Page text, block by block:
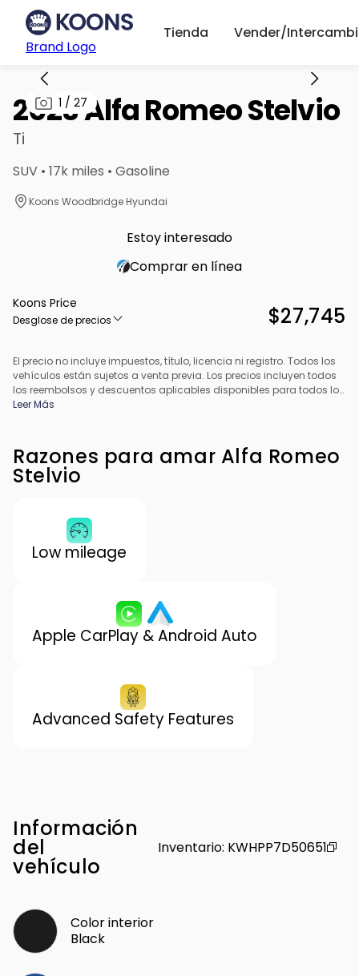
Brand Logo
Tienda Vender/
1 / 27
2023 Alfa Romeo Stelvio
Ti
SUV • 17k miles • Gasoline
Koons Woodbridge Hyundai
Estoy interesado
Comprar en línea
Koons Price
Desglose de precios $27,745
El precio no incluye impuestos, título, licencia ni registro. Todos los
vehículos están sujetos a venta previa. Los precios incluyen todos
los reembolsos y descuentos aplicables disponibles para todos los
consumidores; pueden aplicarse reembolsos adicionales. Es
de procesamiento del concesionario. El precio real del
concesionario puede variar.
Leer Más
Razones para amar Alfa Romeo
Stelvio
Low mileage
Apple CarPlay & Android Auto
Advanced Safety Features
Información
del
vehículo
Inventario: KWHPP7D50651
Color interior
Black